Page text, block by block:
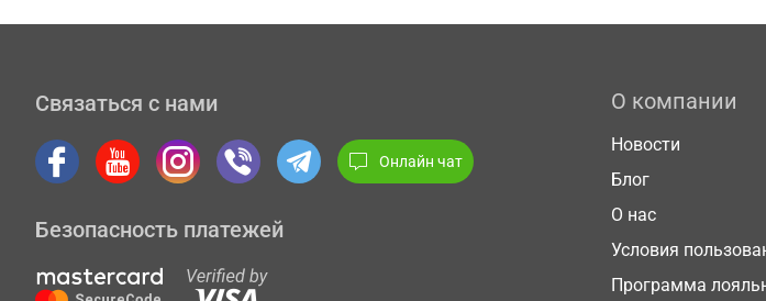
Связаться с нами
Онлайн чат
Безопасность платежей
О компании
Новости
Блог
О нас
Условия
Программа